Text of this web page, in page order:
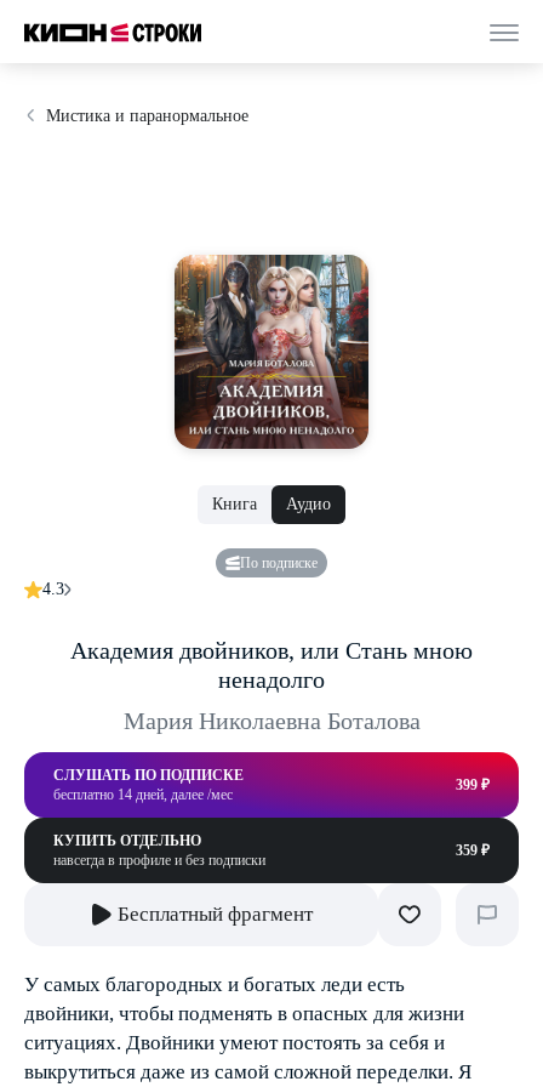
Мистика и паранормальное
Книга Аудио
По подписке
4.3
Академия двойников, или Стань мною
ненадолго
Мария Николаевна Боталова
СЛУШАТЬ ПО ПОДПИСКЕ
бесплатно 14 дней, далее /мес
399 ₽
КУПИТЬ ОТДЕЛЬНО
навсегда в профиле и без подписки
359 ₽
Бесплатный фрагмент
У самых благородных и богатых леди есть
двойники, чтобы подменять в опасных для жизни
ситуациях. Двойники умеют постоять за себя и
выкрутиться даже из самой сложной переделки. Я